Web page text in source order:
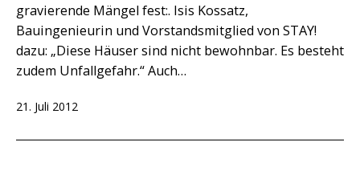
gravierende Mängel fest:. Isis Kossatz,
Bauingenieurin und Vorstandsmitglied von STAY!
dazu: „Diese Häuser sind nicht bewohnbar. Es besteht
zudem Unfallgefahr.“ Auch…
Veröffentlicht
21. Juli 2012